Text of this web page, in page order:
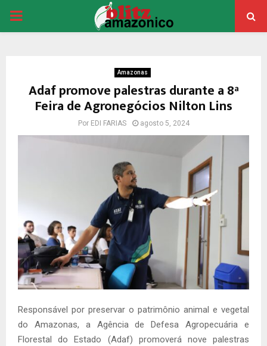
PRIMARY
Amazonas
Adaf promove palestras durante a 8ª
Feira de Agronegócios Nilton Lins
Por EDI FARIAS agosto 5, 2024
Responsável por preservar o patrimônio animal e vegetal
do Amazonas, a Agência de Defesa Agropecuária e
Florestal do Estado (Adaf) promoverá nove palestras